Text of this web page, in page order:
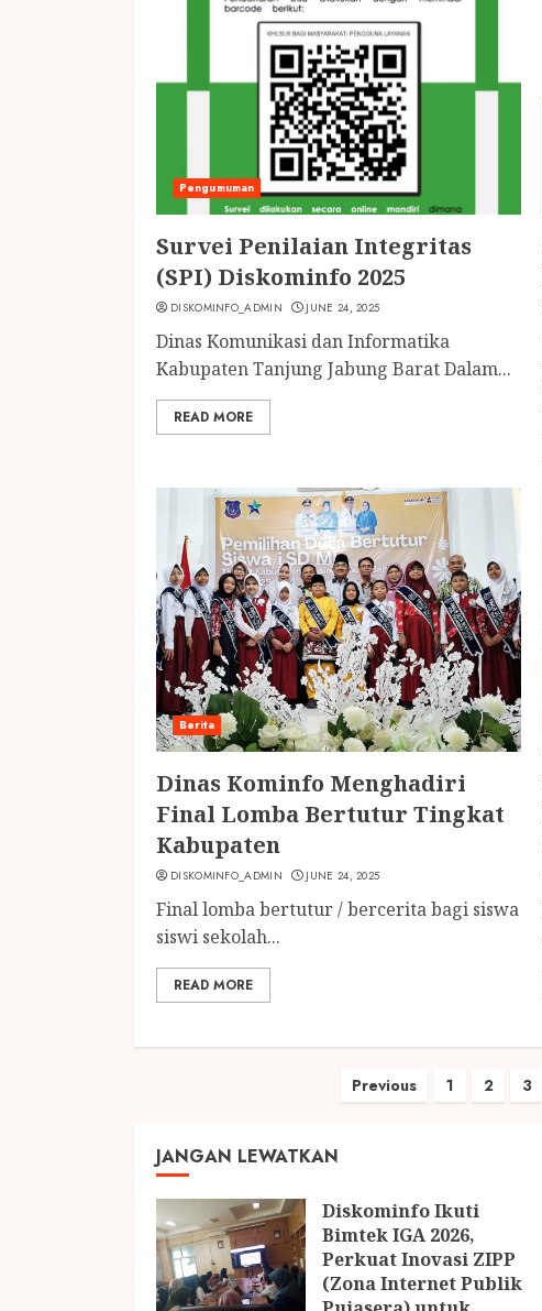
Pengumuman
Survei Penilaian Integritas
(SPI) Diskominfo 2025
DISKOMINFO_ADMIN JUNE 24, 2025
Dinas Komunikasi dan Informatika
Kabupaten Tanjung Jabung Barat Dalam...
READ MORE
Berita
Dinas Kominfo Menghadiri
Final Lomba Bertutur Tingkat
Kabupaten
DISKOMINFO_ADMIN JUNE 24, 2025
Final lomba bertutur / bercerita bagi siswa
siswi sekolah...
READ MORE
Posts
Previous 1 2 3
JANGAN LEWATKAN
Diskominfo Ikuti
Bimtek IGA 2026,
Perkuat Inovasi ZIPP
(Zona Internet Publik